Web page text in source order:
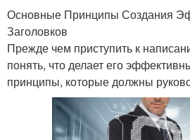
Основные Принципы Создания
Заголовков
Прежде чем приступить к
понять, что делает его
принципы, которые должны